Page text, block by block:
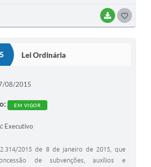
BAIXAR
Lei Ordinária
08/2015
EM VIGOR
Executivo
2015 de 8 de janeiro de 2015, que
de subvenções, auxílios e